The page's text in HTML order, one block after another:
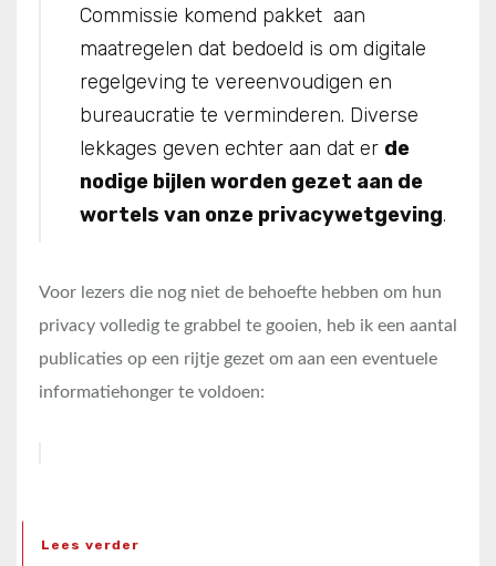
Commissie komend pakket aan
maatregelen dat bedoeld is om digitale
regelgeving te vereenvoudigen en
bureaucratie te verminderen. Diverse
lekkages geven echter aan dat er de
nodige bijlen worden gezet aan de
wortels van onze privacywetgeving.
Voor lezers die nog niet de behoefte hebben om hun
privacy volledig te grabbel te gooien, heb ik een aantal
publicaties op een rijtje gezet om aan een eventuele
informatiehonger te voldoen:
Lees verder